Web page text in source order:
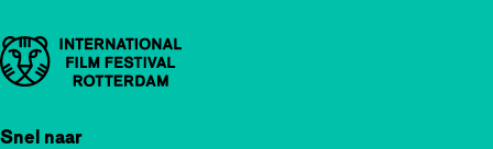
Belangrijke links
Snel naar